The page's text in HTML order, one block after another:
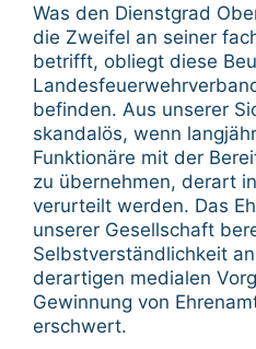
Was den Dienstgrad
die Zweifel an seiner
betrifft, obliegt diese
befinden. Aus unserer
skandalös, wenn
Funktionäre mit der
zu übernehmen, derart
verurteilt werden. Das
unserer Gesellschaft
Selbstverständlichkeit
derartigen medialen
Gewinnung von
erschwert.